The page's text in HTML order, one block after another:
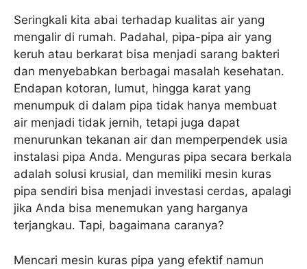
Seringkali kita abai terhadap kualitas air yang
mengalir di rumah. Padahal, pipa-pipa air yang
keruh atau berkarat bisa menjadi sarang bakteri
dan menyebabkan berbagai masalah kesehatan.
Endapan kotoran, lumut, hingga karat yang
menumpuk di dalam pipa tidak hanya membuat
air menjadi tidak jernih, tetapi juga dapat
menurunkan tekanan air dan memperpendek usia
instalasi pipa Anda. Menguras pipa secara berkala
adalah solusi krusial, dan memiliki mesin kuras
pipa sendiri bisa menjadi investasi cerdas, apalagi
jika Anda bisa menemukan yang harganya
terjangkau. Tapi, bagaimana caranya?
Mencari mesin kuras pipa yang efektif namun